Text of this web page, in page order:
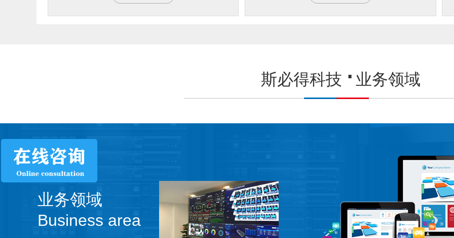
斯必得科技 业务领域
业务领域
Business area